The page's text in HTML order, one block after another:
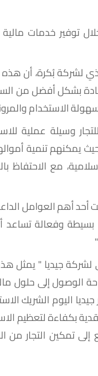
توفير خدمات
لشركة بُكرة، أن
بشكل أفضل من
الاستخدام
وسيلة عملية
يمكنهم تنمية
مع الاحتفاظ
أحد أهم العوامل
بسيطة وفعالة
جيديا " يمثل
الوصول إلى حلول
جيديا اليوم الشريك
بكفاءة لتعظيم
تمكين التجار من